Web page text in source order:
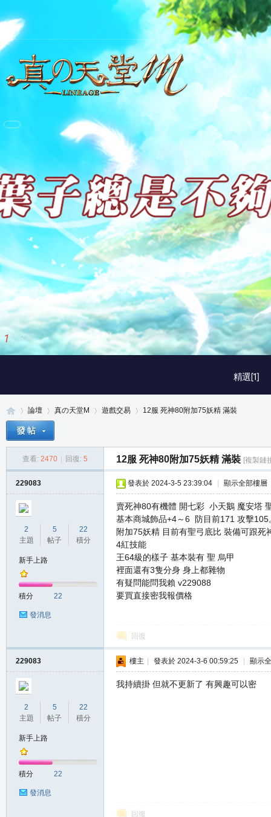
精選[1]
1 / 3
論壇
›
真の天堂M 遊戲交易
›
12服 死神80附加75妖精 滿裝
查看: 2470 回復: 5 12服 死神80附加75妖精 滿裝 [複製鏈
229083
2
主題
5
帖子
22
積分
新手上路
積分 22
發消息
發表於 2024-3-5 23:39:04 顯示全部樓層
賣死神80有機體 開七彩 小天鵝 魔安塔
基本商城飾品+4～6 防目前171 攻擊
附加75妖精 目前有聖弓底比 裝備可跟
4紅技能
王64級的樣子 基本裝有 聖 烏甲
裡面還有3隻分身 身上都雜物
有疑問能問我賴 v229088
要買直接密我報價格
回復
229083
2
主題
5
帖子
22
積分
新手上路
積分 22
發消息
樓主 發表於 2024-3-6 00:59:25 顯示
我持續掛 但就不更新了 有興趣可以密
回復